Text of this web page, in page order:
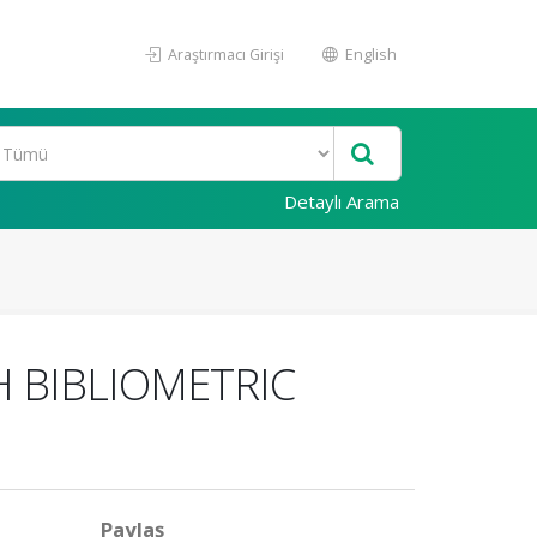
Araştırmacı Girişi English
Detaylı Arama
BIBLIOMETRIC
Paylaş